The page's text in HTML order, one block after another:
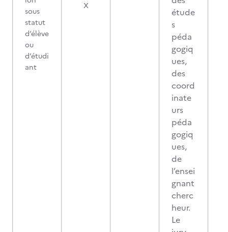
sous
statut
d’élève
ou
d’étudi
ant
X
étude
s
péda
gogiq
ues,
des
coord
inate
urs
péda
gogiq
ues,
de
l’ensei
gnant
cherc
heur.
Le